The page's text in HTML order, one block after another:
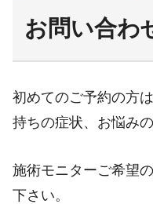
お問い合わ
初めてのご予約の方
持ちの症状、お悩み
施術モニターご希望
下さい。